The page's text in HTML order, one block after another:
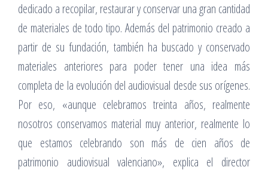
dedicado a recopilar, restaurar y conservar una gran cantidad
de materiales de todo tipo. Además del patrimonio creado a
partir de su fundación, también ha buscado y conservado
materiales anteriores para poder tener una idea más
completa de la evolución del audiovisual desde sus orígenes.
Por eso, «aunque celebramos treinta años, realmente
nosotros conservamos material muy anterior, realmente lo
que estamos celebrando son más de cien años de
patrimonio audiovisual valenciano», explica el director